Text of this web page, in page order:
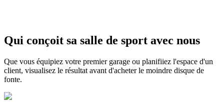
Commencer avec des crédits gratuits
Qui conçoit sa salle de sport avec nous
Que vous équipiez votre premier garage ou planifiiez l'espace d'un
client, visualisez le résultat avant d'acheter le moindre disque de
fonte.